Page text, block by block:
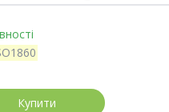
Купити